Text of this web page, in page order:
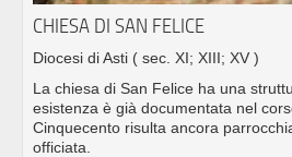
CHIESA DI SAN FELICE
Diocesi di Asti ( sec. XI; XIII; XV )
La chiesa di San Felice ha una
esistenza è già documentata nel
Cinquecento risulta ancora
officiata.